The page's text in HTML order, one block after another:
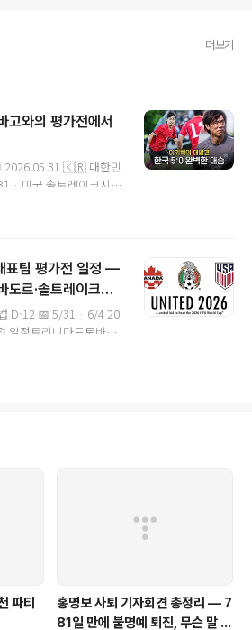
더보기
고와의 평가전에서
2026.05.31 🇰🇷 대한민
· 미국 솔트레이크시티
승 · 역대 첫 승리
위 ⚽손흥민40분 ·
바고 결과, 손흥민 멀티
표팀 평가전 일정 —
도르·솔트레이크시
D-12 📅 5/31 · 6/4 20
일정트리니다드토바고
레이크시티 BYU 사우
· 전술 점검 · 최종 26
파티
홍명보 사퇴 기자회견 총정리 — 7
81일 만에 불명예 퇴진, 무슨 말 남